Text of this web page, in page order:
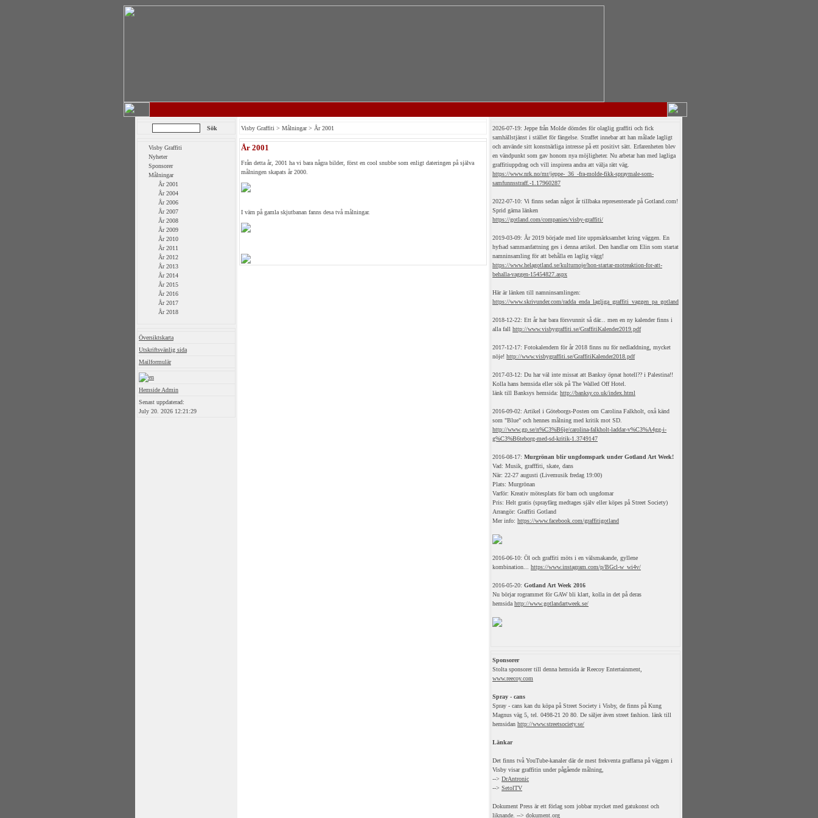
Visby Graffiti
Nyheter
Sponsorer
Målningar
År 2001
År 2004
År 2006
År 2007
År 2008
År 2009
År 2010
År 2011
År 2012
År 2013
År 2014
År 2015
År 2016
År 2017
År 2018
Översiktskarta
Utskriftsvänlig sida
Mailformulär
Hemside Admin
Senast uppdaterad:
July 20. 2026 12:21:29
Visby Graffiti > Målningar> År 2001
År 2001
Från detta år, 2001 ha vi bara några bilder, först en cool snubbe som enligt dateringen på själva
målningen skapats år 2000.
I värn på gamla skjutbanan fanns desa två målningar.
2026-07-19: Jeppe från Molde dömdes för olaglig graffiti och fick
samhällstjänst i stället för fängelse. Straffet innebar att han målade lagligt
och använde sitt konstnärliga intresse på ett positivt sätt. Erfarenheten blev
en vändpunkt som gav honom nya möjligheter. Nu arbetar han med lagliga
graffitiuppdrag och vill inspirera andra att välja rätt väg.
https://www.nrk.no/mr/jeppe-_36_-fra-molde-fikk-spraymale-som-
samfunnsstraff.-1.17960287
2022-07-10: Vi finns sedan något år tillbaka representerade på Gotland.com!
Sprid gärna länken
https://gotland.com/companies/visby-graffiti/
2019-03-09: År 2019 började med lite uppmärksamhet kring väggen. En
hyfsad sammanfattning ges i denna artikel. Den handlar om Elin som startat
namninsamling för att behålla en laglig vägg!
https://www.helagotland.se/kulturnoje/hon-startar-motreaktion-for-att-
behalla-vaggen-15454827.aspx
Här är länken till namninsamlingen:
https://www.skrivunder.com/radda_enda_lagliga_graffiti_vaggen_pa_gotland
2018-12-22: Ett år har bara försvunnit så där... men en ny kalender finns i
alla fall http://www.visbygraffiti.se/GraffitiKalender2019.pdf
2017-12-17: Fotokalendern för år 2018 finns nu för nedladdning, mycket
nöje! http://www.visbygraffiti.se/GraffitiKalender2018.pdf
2017-03-12: Du har väl inte missat att Banksy öpnat hotell?? i Palestina!!
Kolla hans hemsida eller sök på The Walled Off Hotel.
länk till Banksys hemsida: http://banksy.co.uk/index.html
2016-09-02: Artikel i Göteborgs-Posten om Carolina Falkholt, oxå känd
som "Blue" och hennes målning med kritik mot SD.
http://www.gp.se/n%C3%B6je/carolina-falkholt-laddar-v%C3%A4gg-i-
g%C3%B6teborg-med-sd-kritik-1.3749147
2016-08-17: Murgrönan blir ungdomspark under Gotland Art Week!
Vad: Musik, grafffiti, skate, dans
När: 22-27 augusti (Livemusik fredag 19:00)
Plats: Murgrönan
Varför: Kreativ mötesplats för barn och ungdomar
Pris: Helt gratis (sprayfärg medtages själv eller köpes på Street Society)
Arrangör: Graffiti Gotland
Mer info: https://www.facebook.com/graffitigotland
2016-06-10: Öl och graffiti möts i en välsmakande, gyllene
kombination... https://www.instagram.com/p/BGcl-w_wi4v/
2016-05-20: Gotland Art Week 2016
Nu börjar rogrammet för GAW bli klart, kolla in det på deras
hemsida http://www.gotlandartweek.se/
Sponsorer
Stolta sponsorer till denna hemsida är Reecoy Entertainment,
www.reecoy.com
Spray - cans
Spray - cans kan du köpa på Street Society i Visby, de finns på Kung
Magnus väg 5, tel. 0498-21 20 80. De säljer även street fashion. länk till
hemsidan http://www.streetsociety.se/
Länkar
Det finns två YouTube-kanaler där de mest frekventa graffarna på väggen i
Visby visar graffitin under pågående målning,
--> DrAntronic
--> SetolTV
Dokument Press är ett förlag som jobbar mycket med gatukonst och
liknande. --> dokument.org